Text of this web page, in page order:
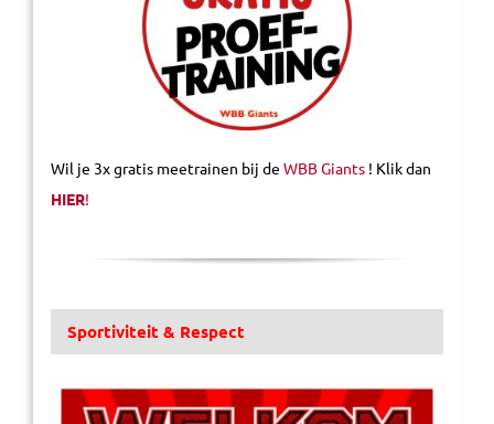
Wil je 3x gratis meetrainen bij de WBB Giants ! Klik dan
HIER!
Sportiviteit & Respect